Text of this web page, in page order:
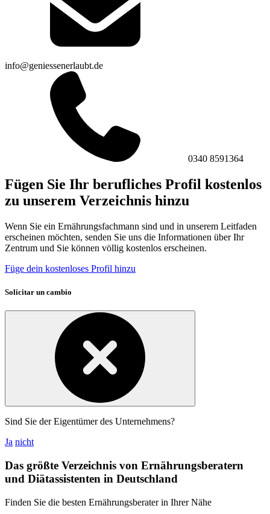
info@geniessenerlaubt.de
0340 8591364
Fügen Sie Ihr berufliches Profil kostenlos
zu unserem Verzeichnis hinzu
Wenn Sie ein Ernährungsfachmann sind und in unserem Leitfaden
erscheinen möchten, senden Sie uns die Informationen über Ihr
Zentrum und Sie können völlig kostenlos erscheinen.
Füge dein kostenloses Profil hinzu
Solicitar un cambio
Sind Sie der Eigentümer des Unternehmens?
Ja nicht
Das größte Verzeichnis von Ernährungsberatern
und Diätassistenten in Deutschland
Finden Sie die besten Ernährungsberater in Ihrer Nähe